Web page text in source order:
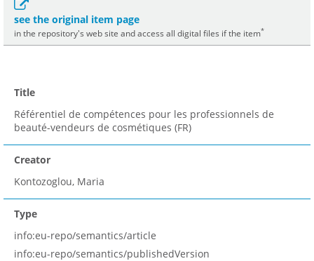
see the original item page
in the repository's web site and access all digital files if the item*
Title
Référentiel de compétences pour les professionnels de
beauté-vendeurs de cosmétiques (FR)
Creator
Kontozoglou, Maria
Type
info:eu-repo/semantics/article
info:eu-repo/semantics/publishedVersion